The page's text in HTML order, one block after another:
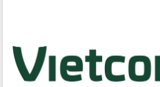
Chuyển đổi số thư viện: Mở rộng
không gian tri thức trong thời đại số